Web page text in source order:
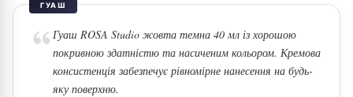
ГУАШ
Гуаш ROSA Studio жовта темна 40 мл із хорошою
покривною здатністю та насиченим кольором. Кремова
консистенція забезпечує рівномірне нанесення на будь-
яку поверхню.